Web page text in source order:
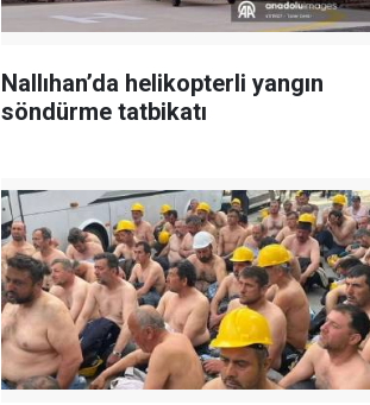
Nallıhan’da helikopterli yangın
söndürme tatbikatı